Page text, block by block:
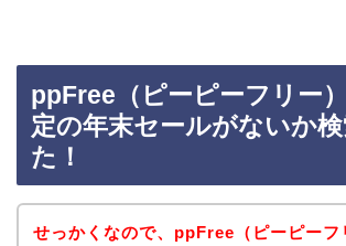
ppFree（ピーピーフリー
定の年末セールがないか
た！
せっかくなので、ppFree（ピーピーフ